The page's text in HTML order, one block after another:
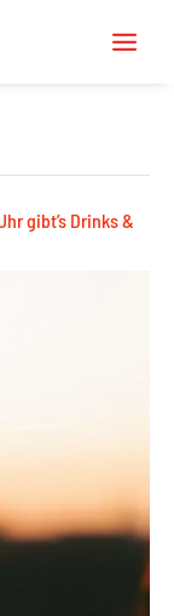
gibt’s Drinks &